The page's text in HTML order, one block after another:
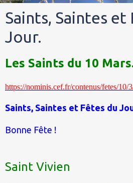
Saints, Saintes et
Jour.
Les Saints du 10
https://nominis.cef.fr/contenus/fetes/10/
Saints, Saintes et Fêtes du
Bonne Fête !
Saint Vivien